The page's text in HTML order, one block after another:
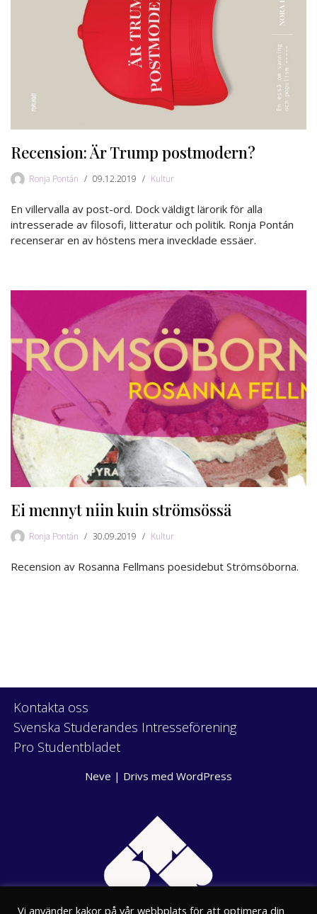
Recension: Är Trump postmodern?
Ronja Pontán 09.12.2019 Kultur
En villervalla av post-ord. Dock väldigt lärorik för alla
intresserade av filosofi, litteratur och politik. Ronja Pontán
recenserar en av höstens mera invecklade essäer.
Ei mennyt niin kuin strömsössä
Ronja Pontán 30.09.2019 Kultur
Recension av Rosanna Fellmans poesidebut Strömsöborna.
Kontakta oss
Svenska Studerandes Intresseförening
Pro Studentbladet
Neve | Drivs med WordPress
Vi använder kakor på vår webbplats för att optimera din